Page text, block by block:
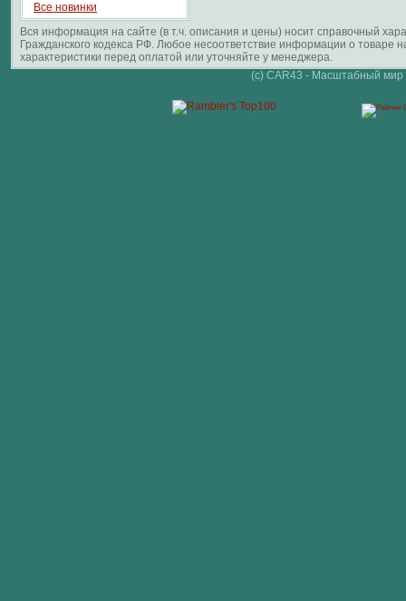
Все новинки
Вся информация на сайте (в т.ч. описания и цены) носит справочный
Гражданского кодекса РФ. Любое несоответствие информации о
характеристики перед оплатой или уточняйте у менеджера.
(c) CAR43 - Масштабный мир